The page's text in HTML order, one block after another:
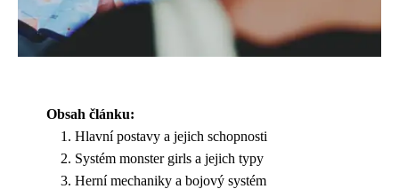
Obsah článku:
Hlavní postavy a jejich schopnosti
Systém monster girls a jejich typy
Herní mechaniky a bojový systém